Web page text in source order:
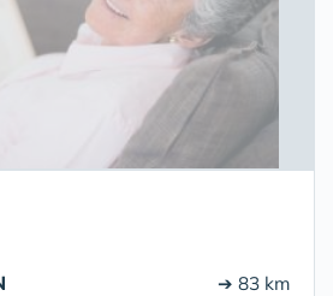
➔ 83 km